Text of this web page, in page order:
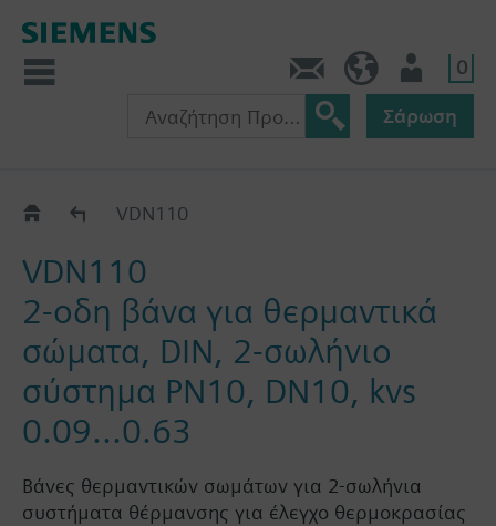
0
Σάρωση
VDN1..VDN110
VDN110
2-οδη βάνα για θερμαντικά
σώματα, DIN, 2-σωλήνιο
σύστημα PN10, DN10, kvs
0.09...0.63
Βάνες θερμαντικών σωμάτων για 2-σωλήνια
συστήματα θέρμανσης για έλεγχο θερμοκρασίας